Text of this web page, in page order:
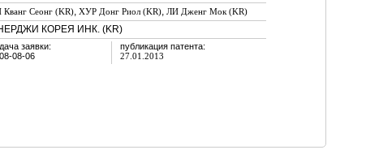
Кванг Сеонг (KR), ХУР Донг Риол (KR), ЛИ Дженг Мок (KR)
КОРЕЯ ИНК. (KR)
заявки:
08-06
публикация патента:
27.01.2013